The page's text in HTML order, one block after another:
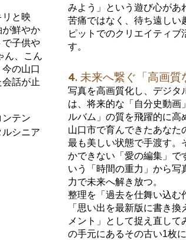
と映
が鮮やか
子供や
ん、こん
の山口
話が止
テン
シニア
みよう」という遊び心があ
苦痛ではなく、待ち遠しい
ピットでのクリエイティブ
す。
4. 未来へ繋ぐ「高画質
写真を高画質化し、デジタ
は、将来的な「自分史動画
ルバム」の質を飛躍的に高
山口市で育んできたあなた
最も美しい状態で手渡す。
かできない「愛の編集」で
いう「時間の重力」から写
力で未来へ解き放つ。
整理を「過去を仕舞い込む
「思い出を最新版に書き
メント」として捉え直して
の手元にあるその古い1枚